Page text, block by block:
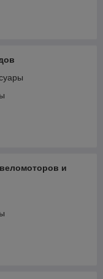
цепи)
переключатели)
и